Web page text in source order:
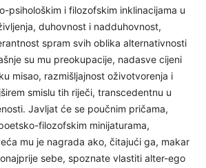
psihološkim i filozofskim inklinacijama u
duhovnost i nadduhovnost,
spram svih oblika alternativnosti
su mu preokupacije, nadasve cijeni
misao, razmišljajnost oživotvorenja i
smislu tih riječi, transcedentnu u
Javljat će se poučnim pričama,
filozofskim minijaturama,
mu je nagrada ako, čitajući ga, makar
sebe, spoznate vlastiti alter-ego